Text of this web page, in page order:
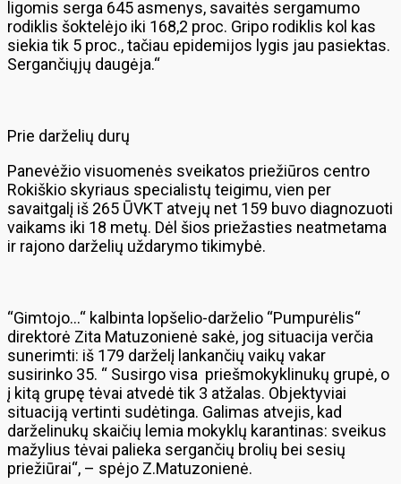
ligomis serga 645 asmenys, savaitės sergamumo
rodiklis šoktelėjo iki 168,2 proc. Gripo rodiklis kol kas
siekia tik 5 proc., tačiau epidemijos lygis jau pasiektas.
Sergančiųjų daugėja.“
Prie darželių durų
Panevėžio visuomenės sveikatos priežiūros centro
Rokiškio skyriaus specialistų teigimu, vien per
savaitgalį iš 265 ŪVKT atvejų net 159 buvo diagnozuoti
vaikams iki 18 metų. Dėl šios priežasties neatmetama
ir rajono darželių uždarymo tikimybė.
“Gimtojo…“ kalbinta lopšelio-darželio “Pumpurėlis“
direktorė Zita Matuzonienė sakė, jog situacija verčia
sunerimti: iš 179 darželį lankančių vaikų vakar
susirinko 35. “ Susirgo visa priešmokyklinukų grupė, o
į kitą grupę tėvai atvedė tik 3 atžalas. Objektyviai
situaciją vertinti sudėtinga. Galimas atvejis, kad
darželinukų skaičių lemia mokyklų karantinas: sveikus
mažylius tėvai palieka sergančių brolių bei sesių
priežiūrai“, – spėjo Z.Matuzonienė.